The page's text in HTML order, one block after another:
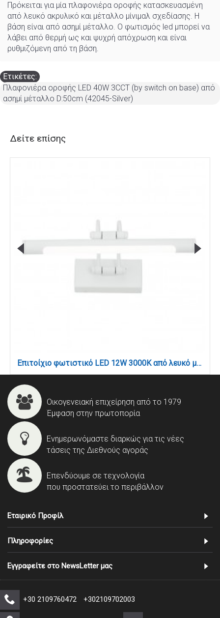
Πρόκειται για μία πλαφονιέρα οροφής κατασκευασμένη
από λευκό ακρυλικό και μέταλλο μίνιμαλ σχεδίασης. Η
βάση είναι από ασημί μέταλλο. Ο φωτισμός led μπορεί να
λάβει από θερμή ως και ψυχρή απόχρωση και είναι
ρυθμιζόμενη από τη βάση.
Ετικέτες:
Πλαφονιέρα οροφής LED 40W 3CCT (by switch on base) από
ασημί μέταλλο D:50cm (42045-Silver)
Δείτε επίσης
Επιτοίχιο φωτιστικό LED 12W 3000K από λευκό μέταλλο και ακρυλικό D:60cm (1044-Α-Λευκό)
Οικογενειακή επιχείρηση από το 1979
Έμφαση στην πρωτοπορία
Ενημερωνόμαστε διαρκώς για τις νέες
τάσεις της Διεθνούς αγοράς
Επενδύουμε σε τεχνολογία
που προστατεύει το περιβάλλον
Εταιρικό Προφίλ
Πληροφορίες
Εγγραφείτε στο NewsLetter μας
+30 2109760472 +302109702003